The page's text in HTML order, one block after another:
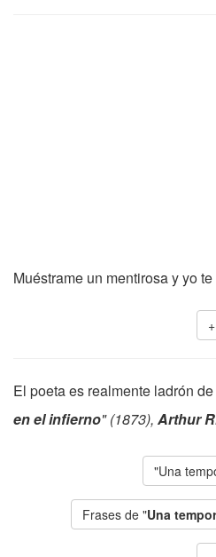
Muéstrame un mentirosa y yo
El poeta es realmente ladrón
en el infierno" (1873), Arthur
"Una
Frases de "Una